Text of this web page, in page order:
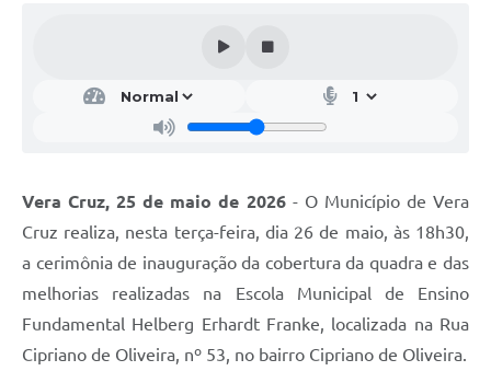
Vera Cruz, 25 de maio de 2026- O Município de Vera
Cruz realiza, nesta terça-feira, dia 26 de maio, às 18h30,
a cerimônia de inauguração da cobertura da quadra e das
melhorias realizadas na Escola Municipal de Ensino
Fundamental Helberg Erhardt Franke, localizada na Rua
Cipriano de Oliveira, nº 53, no bairro Cipriano de Oliveira.